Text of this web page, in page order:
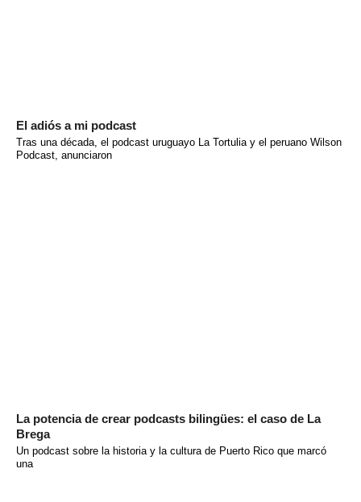
El adiós a mi podcast
Tras una década, el podcast uruguayo La Tortulia y el peruano Wilson
Podcast, anunciaron
La potencia de crear podcasts bilingües: el caso de La
Brega
Un podcast sobre la historia y la cultura de Puerto Rico que marcó
una